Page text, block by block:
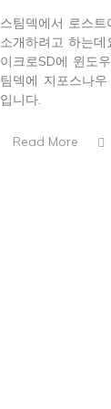
스팀덱에서 로스
소개하려고 하는
이크로SD에 윈도
팀덱에 지포스나
입니다.
Read More